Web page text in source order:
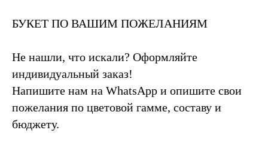
БУКЕТ ПО ВАШИМ ПОЖЕЛАНИЯМ
Не нашли, что искали? Оформляйте
индивидуальный заказ!
Напишите нам на WhatsApp и опишите свои
пожелания по цветовой гамме, составу и
бюджету.